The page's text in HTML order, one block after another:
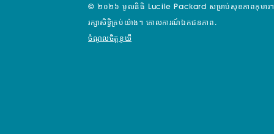
© ២០២៦ មូលនិធិ Lucile Packard សម្រាប់សុខភាពកុមារ
រក្សាសិទ្ធិគ្រប់យ៉ាង។ គោលការណ៍ឯកជនភាព.
ចំណូលចិត្តខូឃី